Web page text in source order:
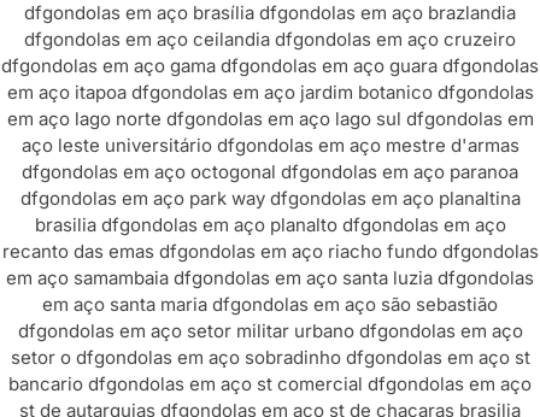
dfgondolas em aço brasília dfgondolas em aço brazlandia
dfgondolas em aço ceilandia dfgondolas em aço cruzeiro
dfgondolas em aço gama dfgondolas em aço guara dfgondolas
em aço itapoa dfgondolas em aço jardim botanico dfgondolas
em aço lago norte dfgondolas em aço lago sul dfgondolas em
aço leste universitário dfgondolas em aço mestre d'armas
dfgondolas em aço octogonal dfgondolas em aço paranoa
dfgondolas em aço park way dfgondolas em aço planaltina
brasilia dfgondolas em aço planalto dfgondolas em aço
recanto das emas dfgondolas em aço riacho fundo dfgondolas
em aço samambaia dfgondolas em aço santa luzia dfgondolas
em aço santa maria dfgondolas em aço são sebastião
dfgondolas em aço setor militar urbano dfgondolas em aço
setor o dfgondolas em aço sobradinho dfgondolas em aço st
bancario dfgondolas em aço st comercial dfgondolas em aço
st de autarquias dfgondolas em aço st de chacaras brasilia